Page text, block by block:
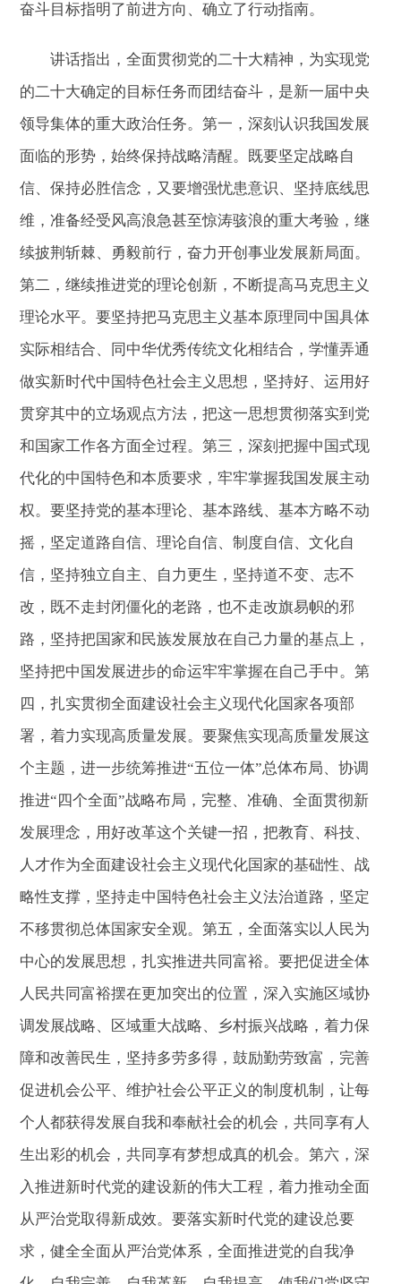
奋斗目标指明了前进方向、确立了行动指南。
讲话指出，全面贯彻党的二十大精神，为实现党
的二十大确定的目标任务而团结奋斗，是新一届中央
领导集体的重大政治任务。第一，深刻认识我国发展
面临的形势，始终保持战略清醒。既要坚定战略自
信、保持必胜信念，又要增强忧患意识、坚持底线思
维，准备经受风高浪急甚至惊涛骇浪的重大考验，继
续披荆斩棘、勇毅前行，奋力开创事业发展新局面。
第二，继续推进党的理论创新，不断提高马克思主义
理论水平。要坚持把马克思主义基本原理同中国具体
实际相结合、同中华优秀传统文化相结合，学懂弄通
做实新时代中国特色社会主义思想，坚持好、运用好
贯穿其中的立场观点方法，把这一思想贯彻落实到党
和国家工作各方面全过程。第三，深刻把握中国式现
代化的中国特色和本质要求，牢牢掌握我国发展主动
权。要坚持党的基本理论、基本路线、基本方略不动
摇，坚定道路自信、理论自信、制度自信、文化自
信，坚持独立自主、自力更生，坚持道不变、志不
改，既不走封闭僵化的老路，也不走改旗易帜的邪
路，坚持把国家和民族发展放在自己力量的基点上，
坚持把中国发展进步的命运牢牢掌握在自己手中。第
四，扎实贯彻全面建设社会主义现代化国家各项部
署，着力实现高质量发展。要聚焦实现高质量发展这
个主题，进一步统筹推进“五位一体”总体布局、协调
推进“四个全面”战略布局，完整、准确、全面贯彻新
发展理念，用好改革这个关键一招，把教育、科技、
人才作为全面建设社会主义现代化国家的基础性、战
略性支撑，坚持走中国特色社会主义法治道路，坚定
不移贯彻总体国家安全观。第五，全面落实以人民为
中心的发展思想，扎实推进共同富裕。要把促进全体
人民共同富裕摆在更加突出的位置，深入实施区域协
调发展战略、区域重大战略、乡村振兴战略，着力保
障和改善民生，坚持多劳多得，鼓励勤劳致富，完善
促进机会公平、维护社会公平正义的制度机制，让每
个人都获得发展自我和奉献社会的机会，共同享有人
生出彩的机会，共同享有梦想成真的机会。第六，深
入推进新时代党的建设新的伟大工程，着力推动全面
从严治党取得新成效。要落实新时代党的建设总要
求，健全全面从严治党体系，全面推进党的自我净